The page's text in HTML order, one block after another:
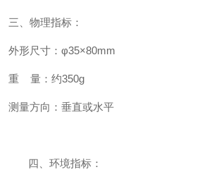
三、物理指标：
外形尺寸：φ35×80mm
重 量：约350g
测量方向：垂直或水平
四、 环境指标：